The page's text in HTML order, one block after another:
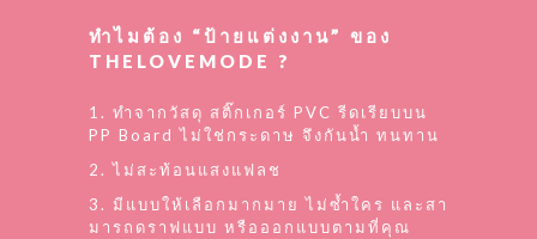
ทำไมต้อง “ป้ายแต่งงาน” ของ
THELOVEMODE ?
1. ทำจากวัสดุ สติ๊กเกอร์ PVC รีดเรียบบน
PP Board ไม่ใช่กระดาษ จึงกันน้ำ ทนทาน
2. ไม่สะท้อนแสงแฟลช
3. มีแบบให้เลือกมากมาย ไม่ซ้ำใคร และสา
มารถดราฟแบบ หรือออกแบบตามที่คุณ